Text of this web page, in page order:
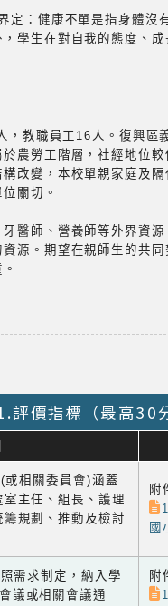
：健康不單是指身體沒
學生在對自我的態度、
教職員工16人。復興區
農勞工階層，社經地位
改變，本校單親家庭及
關切。
醫師、營養師等外界資
源。期望在親師生的共
評價指標（最高30
相關委員會)涵蓋
主任、組長、護理
規劃、推動及檢討
附
國
需求制定，納入學
議或相關會議通
附